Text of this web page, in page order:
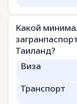
Какой
Таиланд?
Виза
Транспорт